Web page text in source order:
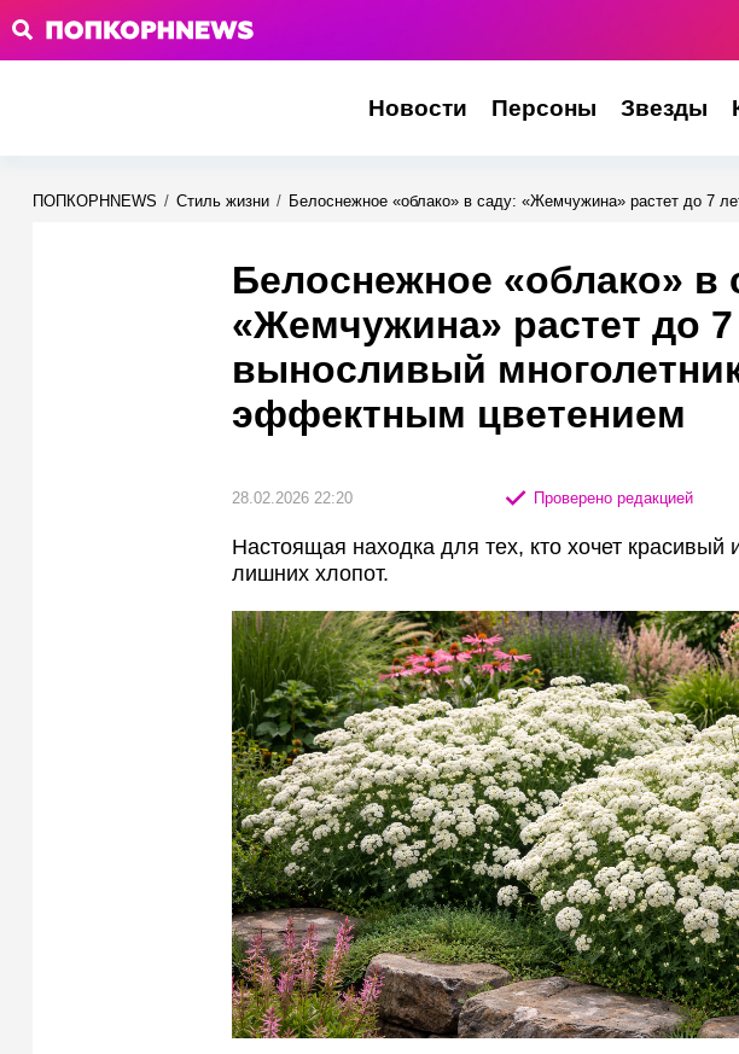
Новости Персоны Звезды
ПОПКОРНNEWS / Стиль жизни / Белоснежное «облако» в саду: «Жемчужина» растет до 7
Белоснежное «облако» в
«Жемчужина» растет до
выносливый
эффектным цветением
28.02.2026 22:20 Проверено редакцией
Настоящая находка для тех, кто хочет красивый
лишних хлопот.